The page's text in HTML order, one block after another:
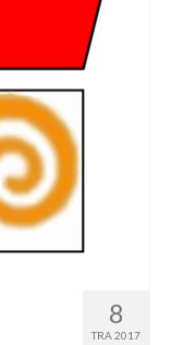
8
TRA 2017